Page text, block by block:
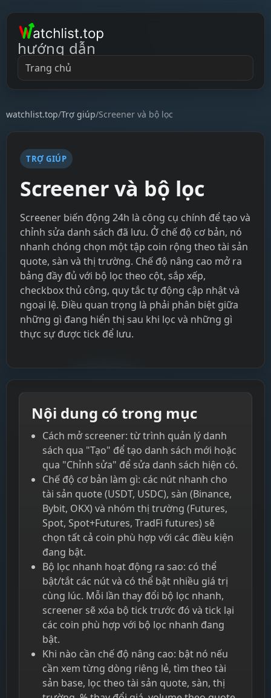
hướng dẫn
Trang chủ
watchlist.top/Trợ giúp/Screener và bộ lọc
TRỢ GIÚP
Screener và bộ lọc
Screener biến động 24h là công cụ chính để tạo và
chỉnh sửa danh sách đã lưu. Ở chế độ cơ bản, nó
nhanh chóng chọn một tập coin rộng theo tài sản
quote, sàn và thị trường. Chế độ nâng cao mở ra
bảng đầy đủ với bộ lọc theo cột, sắp xếp,
checkbox thủ công, quy tắc tự động cập nhật và
ngoại lệ. Điều quan trọng là phải phân biệt giữa
những gì đang hiển thị sau khi lọc và những gì
thực sự được tick để lưu.
Nội dung có trong mục
Cách mở screener: từ trình quản lý danh
sách qua "Tạo" để tạo danh sách mới hoặc
qua "Chỉnh sửa" để sửa danh sách hiện có.
Chế độ cơ bản làm gì: các nút nhanh cho
tài sản quote (USDT, USDC), sàn (Binance,
Bybit, OKX) và nhóm thị trường (Futures,
Spot, Spot+Futures, TradFi futures) sẽ
chọn tất cả coin phù hợp với các điều kiện
đang bật.
Bộ lọc nhanh hoạt động ra sao: có thể
bật/tắt các nút và có thể bật nhiều giá trị
cùng lúc. Mỗi lần thay đổi bộ lọc nhanh,
screener sẽ xóa bộ tick trước đó và tick lại
các coin phù hợp với bộ lọc nhanh đang
bật.
Khi nào cần chế độ nâng cao: bật nó nếu
cần xem từng dòng riêng lẻ, tìm theo tài
sản base, lọc theo tài sản quote, sàn, thị